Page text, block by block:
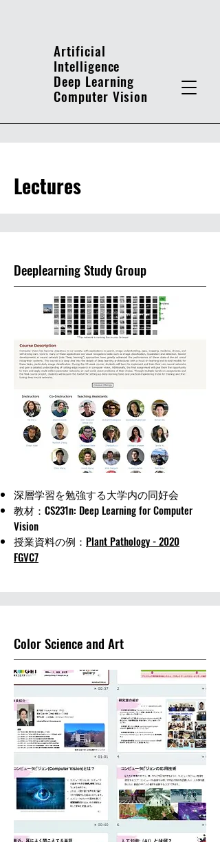
Artificial
Intelligence
Deep Learning
Computer Vision
Lectures
Deeplearning Study Group
​深層学習を勉強する大学内の同好会
教材：CS231n: Deep Learning for Computer
Vision
授業資料の例： Plant Pathology - 2020
FGVC7​
Color Science and Art